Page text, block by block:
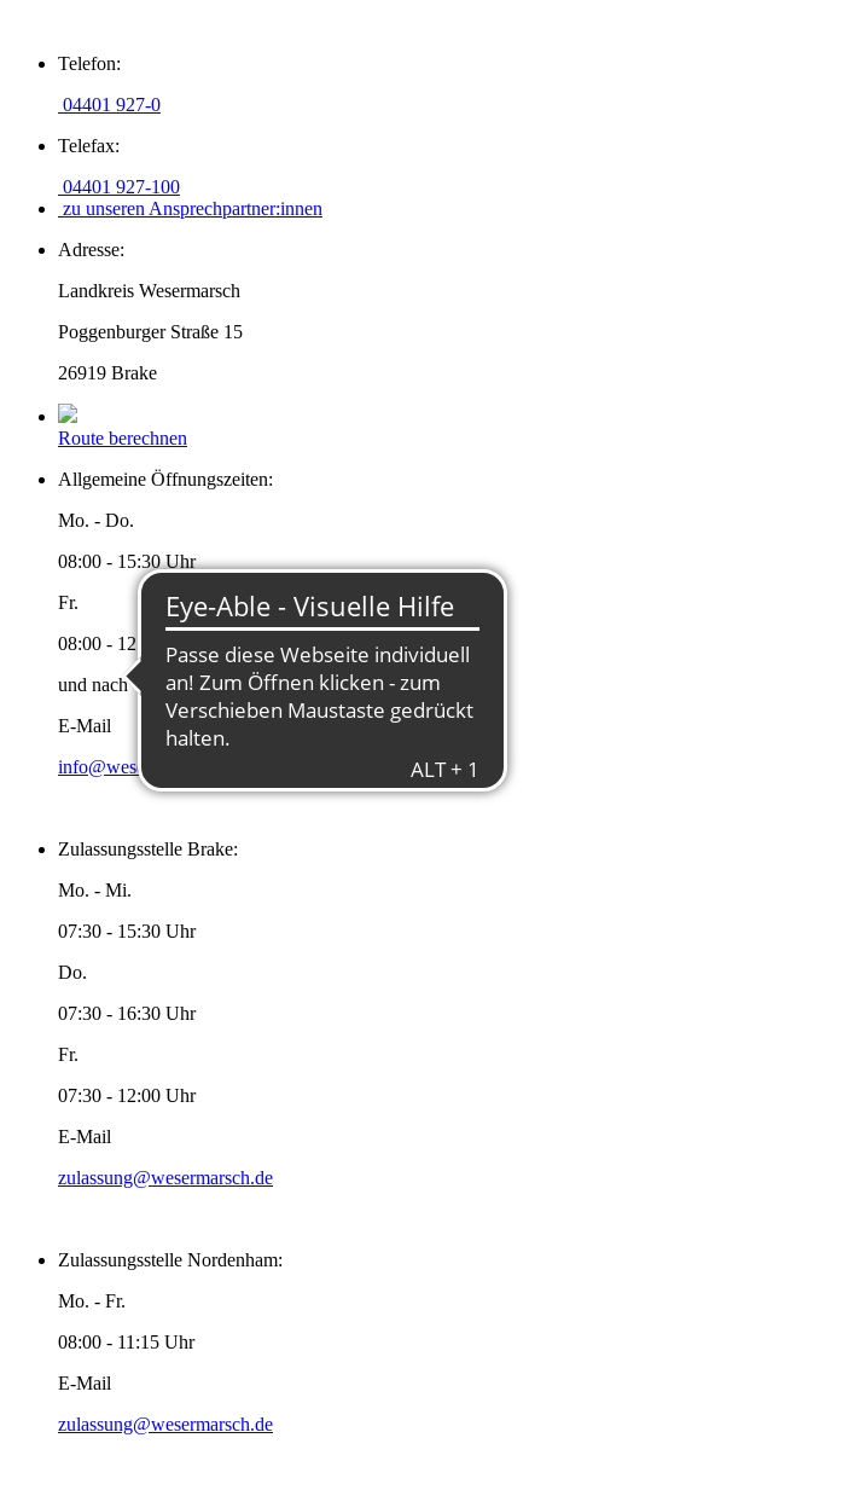
Inhalt
Telefon:
04401 927-0
Telefax:
04401 927-100
zu unseren Ansprechpartner:innen
Adresse:
Landkreis Wesermarsch
Poggenburger Straße 15
26919 Brake
Route berechnen
Allgemeine Öffnungszeiten:
Mo. - Do.
08:00 - 15:30 Uhr
Fr.
08:00 - 12:00 Uhr
und nach Vereinbarung
E-Mail
info@wesermarsch.de
Zulassungsstelle Brake:
Mo. - Mi.
07:30 - 15:30 Uhr
Do.
07:30 - 16:30 Uhr
Fr.
07:30 - 12:00 Uhr
E-Mail
zulassung@wesermarsch.de
Zulassungsstelle Nordenham:
Mo. - Fr.
08:00 - 11:15 Uhr
E-Mail
zulassung@wesermarsch.de